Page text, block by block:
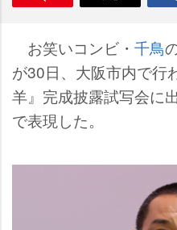
お笑いコンビ・ 千鳥
が30日、大阪市内で行
羊』完成披露試写会に
で表現した。